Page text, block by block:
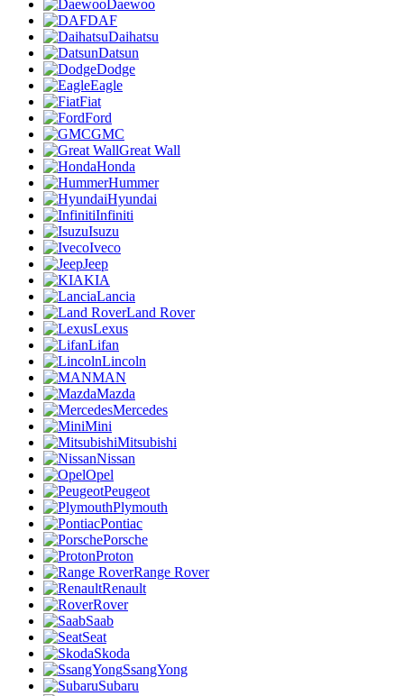
Daewoo
DAF
Daihatsu
Datsun
Dodge
Eagle
Fiat
Ford
GMC
Great Wall
Honda
Hummer
Hyundai
Infiniti
Isuzu
Iveco
Jeep
KIA
Lancia
Land Rover
Lexus
Lifan
Lincoln
MAN
Mazda
Mercedes
Mini
Mitsubishi
Nissan
Opel
Peugeot
Plymouth
Pontiac
Porsche
Proton
Range Rover
Renault
Rover
Saab
Seat
Skoda
SsangYong
Subaru